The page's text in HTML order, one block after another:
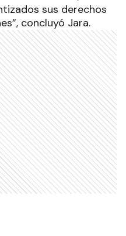
sus derechos
concluyó Jara.